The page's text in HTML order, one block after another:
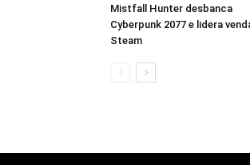
Mistfall Hunter desbanca
Cyberpunk 2077 e lidera
Steam